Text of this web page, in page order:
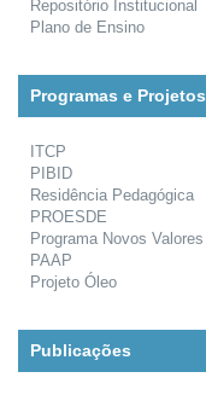
Repositório Institucional
Plano de Ensino
Programas e Projetos
ITCP
PIBID
Residência Pedagógica
PROESDE
Programa Novos Valores
PAAP
Projeto Óleo
Publicações